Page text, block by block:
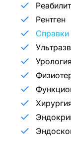
Рентген
Справки